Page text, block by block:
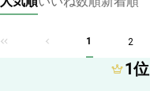
1 2
1位